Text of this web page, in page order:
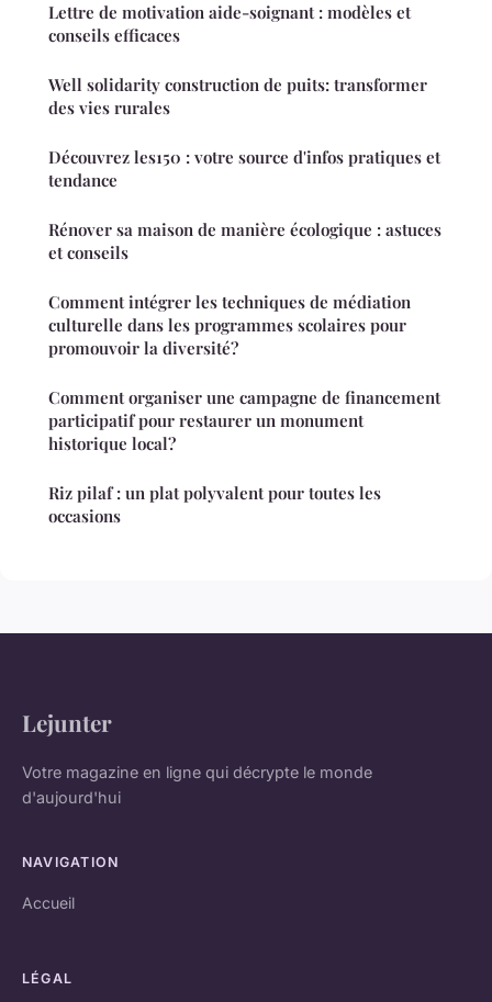
Lettre de motivation aide-soignant : modèles et
conseils efficaces
Well solidarity construction de puits: transformer
des vies rurales
Découvrez les150 : votre source d'infos pratiques et
tendance
Rénover sa maison de manière écologique : astuces
et conseils
Comment intégrer les techniques de médiation
culturelle dans les programmes scolaires pour
promouvoir la diversité?
Comment organiser une campagne de financement
participatif pour restaurer un monument
historique local?
Riz pilaf : un plat polyvalent pour toutes les
occasions
Lejunter
Votre magazine en ligne qui décrypte le monde
d'aujourd'hui
NAVIGATION
Accueil
LÉGAL